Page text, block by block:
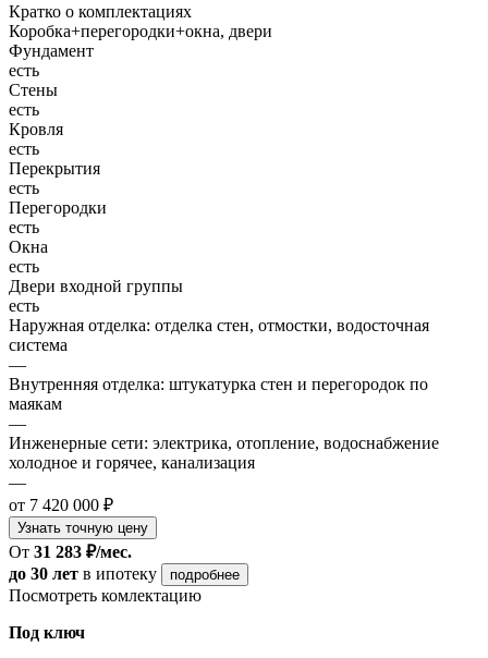
Кратко о комплектациях
Коробка+перегородки+окна, двери
Фундамент
есть
Стены
есть
Кровля
есть
Перекрытия
есть
Перегородки
есть
Окна
есть
Двери входной группы
есть
Наружная отделка: отделка стен, отмостки, водосточная
система
—
Внутренняя отделка: штукатурка стен и перегородок по
маякам
—
Инженерные сети: электрика, отопление, водоснабжение
холодное и горячее, канализация
—
от 7 420 000 ₽
Узнать точную цену
От 31 283 ₽/мес.
до 30 лет в ипотеку подробнее
Посмотреть комлектацию
Под ключ